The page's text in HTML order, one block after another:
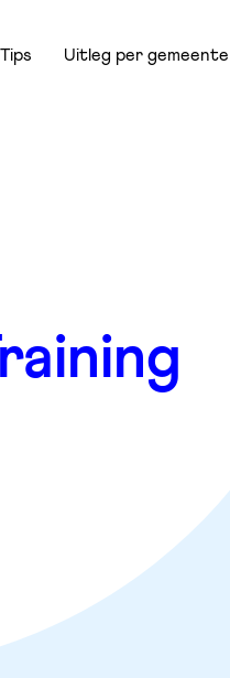
Tips Uitleg per gemeente